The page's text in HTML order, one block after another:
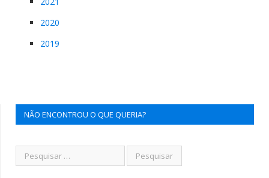
2020
2019
NÃO ENCONTROU O QUE QUERIA?